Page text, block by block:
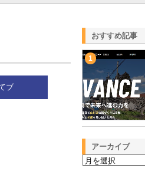
ブ
おすすめ記事
1
アーカイブ